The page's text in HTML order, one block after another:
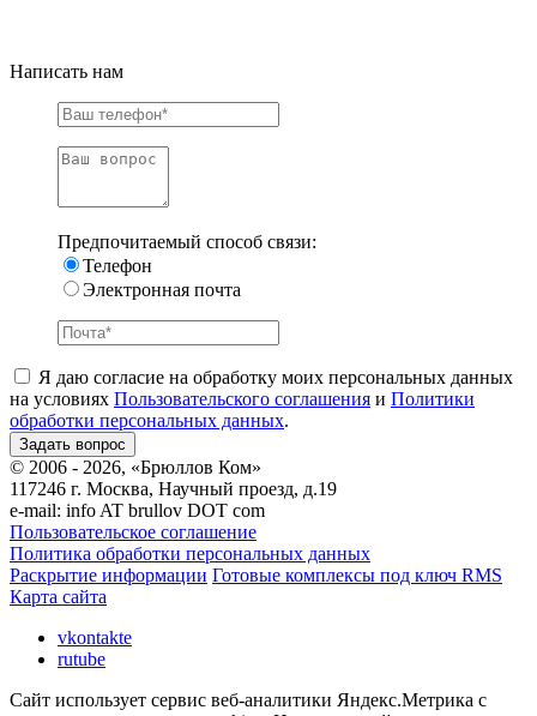
Написать нам
Предпочитаемый способ связи:
Телефон
Электронная почта
Я даю согласие на обработку моих персональных данных
на условиях Пользовательского соглашения и Политики
обработки персональных данных.
© 2006 - 2026, «Брюллов Ком»
117246 г. Москва, Научный проезд, д.19
e-mail: info AT brullov DOT com
Пользовательское соглашение
Политика обработки персональных данных
Раскрытие информации Готовые комплексы под ключ RMS
Карта сайта
vkontakte
rutube
Сайт использует сервис веб-аналитики Яндекс.Метрика с